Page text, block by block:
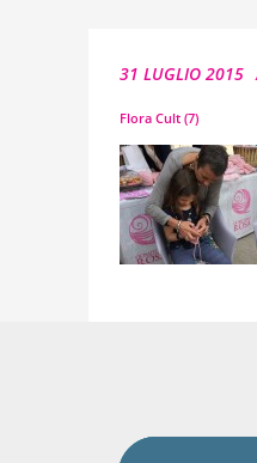
31 LUGLIO 2015
Flora Cult (7)